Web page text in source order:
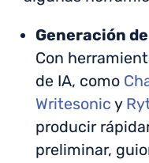
Generación
Con
de IA, como
Writesonic y
producir
preliminar,